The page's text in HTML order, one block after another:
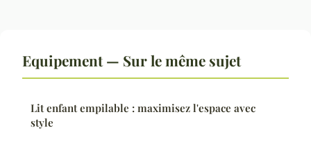
Equipement — Sur le même sujet
Lit enfant empilable : maximisez l'espace avec
style